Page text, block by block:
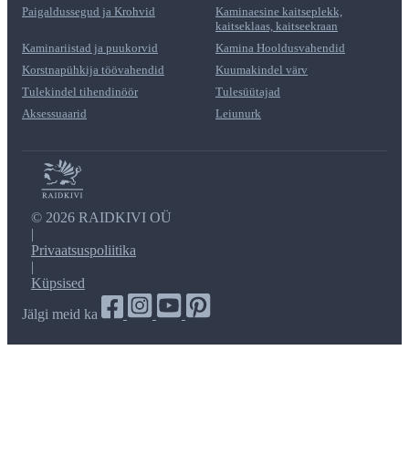
Paigaldussegud ja Krohvid
Kaminaesine kaitseplekk,
kaitseklaas, kaitseekraan
Kaminariistad ja puukorvid
Kamina Hooldusvahendid
Korstnapühkija töövahendid
Kuumakindel värv
Tulekindel tihendinöör
Tulesüütajad
Aksessuaarid
Leiunurk
© 2026 RAIDKIVI OÜ
|
Privaatsuspoliitika
|
Küpsised
Jälgi meid ka